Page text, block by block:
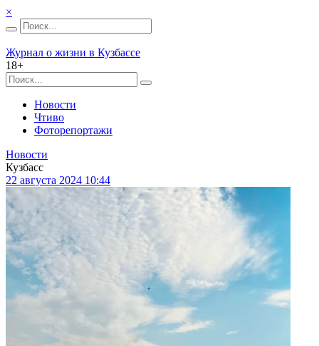
×
Журнал о жизни в Кузбассе
18+
Новости
Чтиво
Фоторепортажи
Новости
Кузбасс
22 августа 2024 10:44